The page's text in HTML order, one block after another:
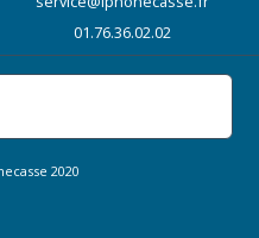
01.76.36.02.02
2020